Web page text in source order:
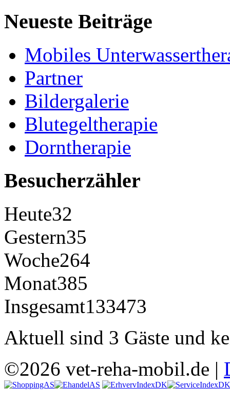
Neueste Beiträge
Mobiles
Partner
Bildergalerie
Blutegeltherapie
Dorntherapie
Besucherzähler
Heute32
Gestern35
Woche264
Monat385
Insgesamt133473
Aktuell sind 3 Gäste und
©2026 vet-reha-mobil.de |